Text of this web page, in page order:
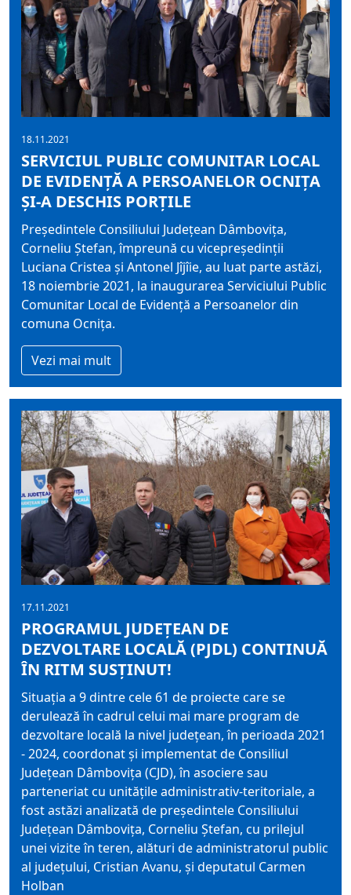
18.11.2021
SERVICIUL PUBLIC COMUNITAR LOCAL
DE EVIDENȚĂ A PERSOANELOR OCNIȚA
ȘI-A DESCHIS PORȚILE
Președintele Consiliului Județean Dâmbovița,
Corneliu Ștefan, împreună cu vicepreședinții
Luciana Cristea și Antonel Jîjîie, au luat parte astăzi,
18 noiembrie 2021, la inaugurarea Serviciului Public
Comunitar Local de Evidență a Persoanelor din
comuna Ocnița.
Vezi mai mult
17.11.2021
PROGRAMUL JUDEȚEAN DE
DEZVOLTARE LOCALĂ (PJDL) CONTINUĂ
ÎN RITM SUSȚINUT!
Situația a 9 dintre cele 61 de proiecte care se
derulează în cadrul celui mai mare program de
dezvoltare locală la nivel județean, în perioada 2021
- 2024, coordonat și implementat de Consiliul
Județean Dâmbovița (CJD), în asociere sau
parteneriat cu unitățile administrativ-teritoriale, a
fost astăzi analizată de președintele Consiliului
Județean Dâmbovița, Corneliu Ștefan, cu prilejul
unei vizite în teren, alături de administratorul public
al județului, Cristian Avanu, și deputatul Carmen
Holban